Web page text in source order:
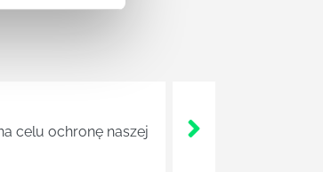
celu ochronę naszej